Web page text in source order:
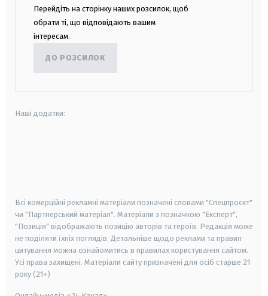
Перейдіть на сторінку наших розсилок, щоб
обрати ті, що відповідають вашим
інтересам.
ДО РОЗСИЛОК
Наші додатки:
Всі комерційні рекламні матеріали позначені словами "Спецпроєкт"
чи "Партнерський матеріал". Матеріали з позначкою "Експерт",
"Позиція" відображають позицію авторів та героїв. Редакція може
не поділяти їхніх поглядів. Детальніше щодо реклами та правил
цитування можна ознайомитись в правилах користування сайтом.
Усі права захищені. Матеріали сайту призначені для осіб старше 21
року (21+)